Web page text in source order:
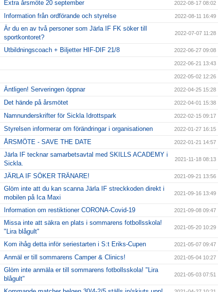
Extra årsmöte 20 september 2022-08-17 08:02
Information från ordförande och styrelse 2022-08-11 16:49
Är du en av två personer som Järla IF FK söker till
sportkontoret?
2022-07-07 11:28
Utbildningscoach + Biljetter HIF-DIF 21/8 2022-06-27 09:08
2022-06-21 13:43
2022-05-02 12:26
Äntligen! Serveringen öppnar 2022-04-25 15:28
Det hände på årsmötet 2022-04-01 15:38
Namnunderskrifter för Sickla Idrottspark 2022-02-15 09:17
Styrelsen informerar om förändringar i organisationen 2022-01-27 16:15
ÅRSMÖTE - SAVE THE DATE 2022-01-21 14:57
Järla IF tecknar samarbetsavtal med SKILLS ACADEMY i
Sickla.
2021-11-18 08:13
JÄRLA IF SÖKER TRÄNARE! 2021-09-21 13:56
Glöm inte att du kan scanna Järla IF streckkoden direkt i
mobilen på Ica Maxi
2021-09-16 13:49
Information om restiktioner CORONA-Covid-19 2021-09-08 09:47
Missa inte att säkra en plats i sommarens fotbollsskola!
"Lira blågult"
2021-05-20 10:29
Kom ihåg detta inför seriestarten i S:t Eriks-Cupen 2021-05-07 09:47
Anmäl er till sommarens Camper & Clinics! 2021-05-04 10:27
Glöm inte anmäla er till sommarens fotbollsskola! "Lira
blågult"
2021-05-03 07:51